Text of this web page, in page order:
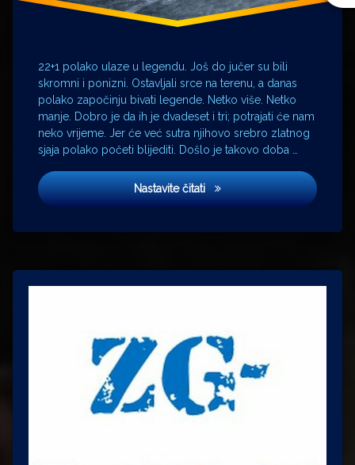
22+1 polako ulaze u legendu. Još do jučer su bili
skromni i ponizni. Ostavljali srce na terenu, a danas
polako započinju bivati legende. Netko više. Netko
manje. Dobro je da ih je dvadeset i tri; potrajati će nam
neko vrijeme. Jer će već sutra njihovo srebro zlatnog
sjaja polako početi blijediti. Došlo je takovo doba …
Nastavite čitatiDan poslije